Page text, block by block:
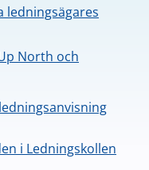
ledningsägares
North och
i Ledningskollen